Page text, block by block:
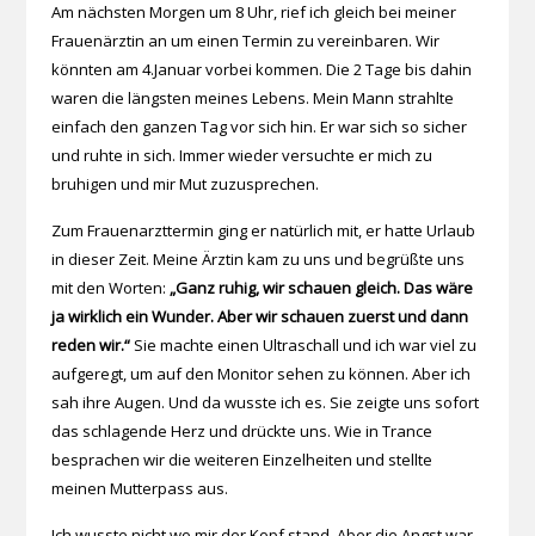
Am nächsten Morgen um 8 Uhr, rief ich gleich bei meiner
Frauenärztin an um einen Termin zu vereinbaren. Wir
könnten am 4.Januar vorbei kommen. Die 2 Tage bis dahin
waren die längsten meines Lebens. Mein Mann strahlte
einfach den ganzen Tag vor sich hin. Er war sich so sicher
und ruhte in sich. Immer wieder versuchte er mich zu
bruhigen und mir Mut zuzusprechen.
Zum Frauenarzttermin ging er natürlich mit, er hatte Urlaub
in dieser Zeit. Meine Ärztin kam zu uns und begrüßte uns
mit den Worten: „Ganz ruhig, wir schauen gleich. Das wäre
ja wirklich ein Wunder. Aber wir schauen zuerst und dann
reden wir.“Sie machte einen Ultraschall und ich war viel zu
aufgeregt, um auf den Monitor sehen zu können. Aber ich
sah ihre Augen. Und da wusste ich es. Sie zeigte uns sofort
das schlagende Herz und drückte uns. Wie in Trance
besprachen wir die weiteren Einzelheiten und stellte
meinen Mutterpass aus.